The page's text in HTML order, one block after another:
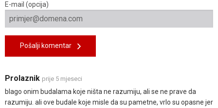
E-mail (opcija)
Pošalji komentar
Prolaznik prije 5 mjeseci
blago onim budalama koje ništa ne razumiju, ali se ne prave da
razumiju. ali ove budale koje misle da su pametne, vrlo su opasne jer